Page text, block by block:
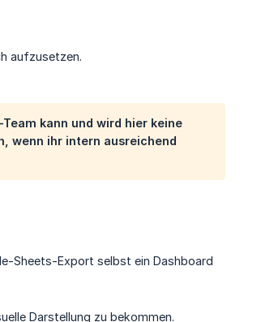
aufzusetzen.
kann und wird hier keine
wenn ihr intern ausreichend
Sheets-Export selbst ein Dashboard
Darstellung zu bekommen.